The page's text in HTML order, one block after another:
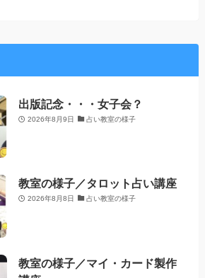
出版記念・・・女子会？
2026年8月9日 占い教室の様子
教室の様子／タロット占い講座
2026年8月8日 占い教室の様子
教室の様子／マイ・カード製作